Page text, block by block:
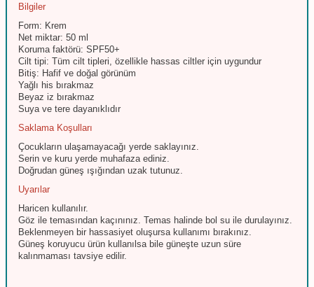
Bilgiler
Form: Krem
Net miktar: 50 ml
Koruma faktörü: SPF50+
Cilt tipi: Tüm cilt tipleri, özellikle hassas ciltler için uygundur
Bitiş: Hafif ve doğal görünüm
Yağlı his bırakmaz
Beyaz iz bırakmaz
Suya ve tere dayanıklıdır
Saklama Koşulları
Çocukların ulaşamayacağı yerde saklayınız.
Serin ve kuru yerde muhafaza ediniz.
Doğrudan güneş ışığından uzak tutunuz.
Uyarılar
Haricen kullanılır.
Göz ile temasından kaçınınız. Temas halinde bol su ile durulayınız.
Beklenmeyen bir hassasiyet oluşursa kullanımı bırakınız.
Güneş koruyucu ürün kullanılsa bile güneşte uzun süre
kalınmaması tavsiye edilir.